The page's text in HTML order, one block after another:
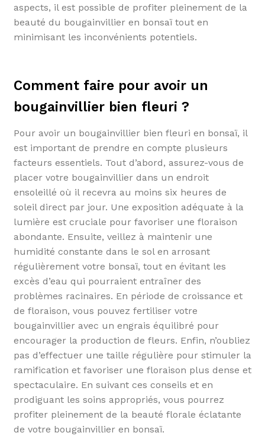
aspects, il est possible de profiter pleinement de la
beauté du bougainvillier en bonsaï tout en
minimisant les inconvénients potentiels.
Comment faire pour avoir un
bougainvillier bien fleuri ?
Pour avoir un bougainvillier bien fleuri en bonsaï, il
est important de prendre en compte plusieurs
facteurs essentiels. Tout d’abord, assurez-vous de
placer votre bougainvillier dans un endroit
ensoleillé où il recevra au moins six heures de
soleil direct par jour. Une exposition adéquate à la
lumière est cruciale pour favoriser une floraison
abondante. Ensuite, veillez à maintenir une
humidité constante dans le sol en arrosant
régulièrement votre bonsaï, tout en évitant les
excès d’eau qui pourraient entraîner des
problèmes racinaires. En période de croissance et
de floraison, vous pouvez fertiliser votre
bougainvillier avec un engrais équilibré pour
encourager la production de fleurs. Enfin, n’oubliez
pas d’effectuer une taille régulière pour stimuler la
ramification et favoriser une floraison plus dense et
spectaculaire. En suivant ces conseils et en
prodiguant les soins appropriés, vous pourrez
profiter pleinement de la beauté florale éclatante
de votre bougainvillier en bonsaï.